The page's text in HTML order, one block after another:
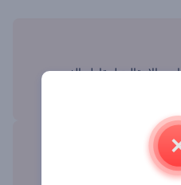
الانتقالية لمقاطع الفيديو
صورة علامتك التجارية.